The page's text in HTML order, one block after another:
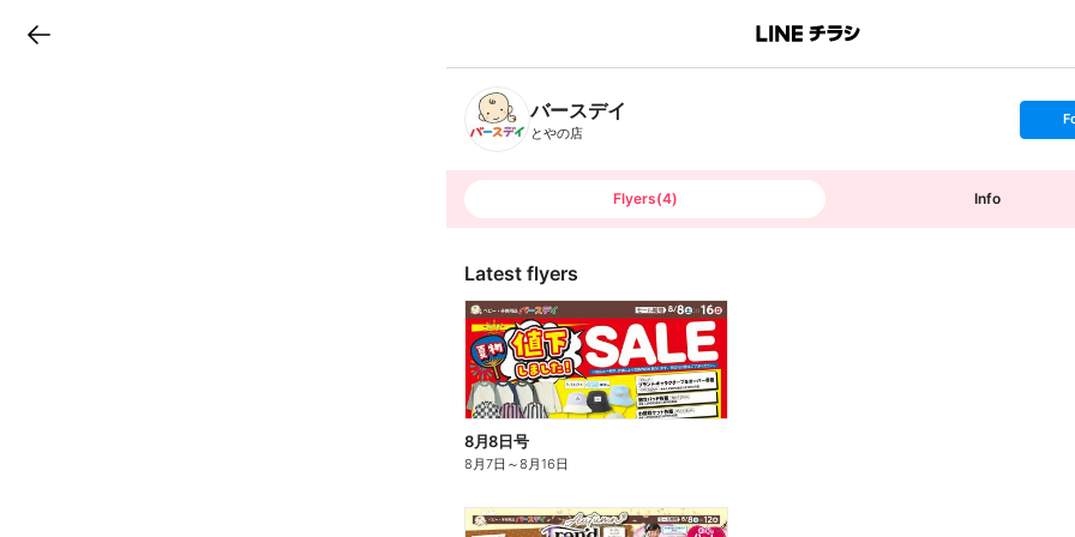
B
n
h
T
バースデイ
とやの店
s
t
o
Flyers(4) Info
Latest flyers
8月8日号
8月7日 ～8月16日